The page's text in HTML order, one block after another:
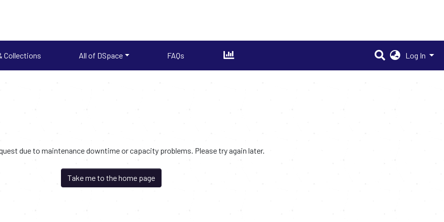
Collections All of DSpace FAQs Log In
due to maintenance downtime or capacity problems. Please try again later.
Take me to the home page